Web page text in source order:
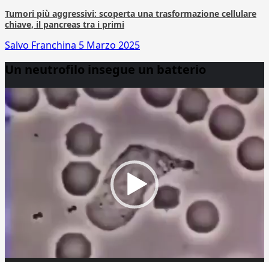
Tumori più aggressivi: scoperta una trasformazione cellulare
chiave, il pancreas tra i primi
Salvo Franchina 5 Marzo 2025
Un neutrofilo insegue un batterio
Player